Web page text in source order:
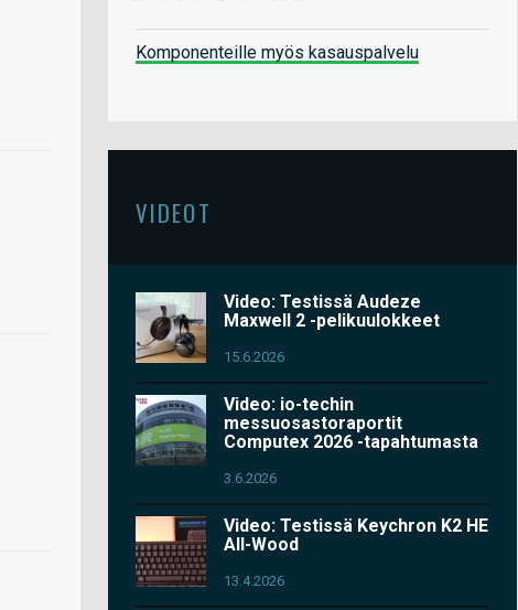
Komponenteille myös kasauspalvelu
VIDEOT
Video: Testissä Audeze
Maxwell 2 -pelikuulokkeet
15.6.2026
Video: io-techin
messuosastoraportit
Computex 2026 -tapahtumasta
3.6.2026
Video: Testissä Keychron K2 HE
All-Wood
13.4.2026